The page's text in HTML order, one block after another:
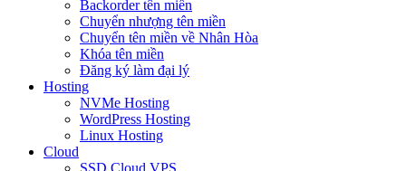
Backorder tên miền
Chuyển nhượng tên miền
Chuyển tên miền về Nhân Hòa
Khóa tên miền
Đăng ký làm đại lý
Hosting
NVMe Hosting
WordPress Hosting
Linux Hosting
Cloud
SSD Cloud VPS